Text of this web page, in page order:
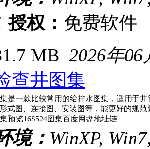
授权： 免费软
MB 2026年06
查井图集
集是一款比较常用的给排水图集，适用于
式图、连接图、安装图等，能更好的规
集预览16S524图集百度网盘地址链
境： WinXP,